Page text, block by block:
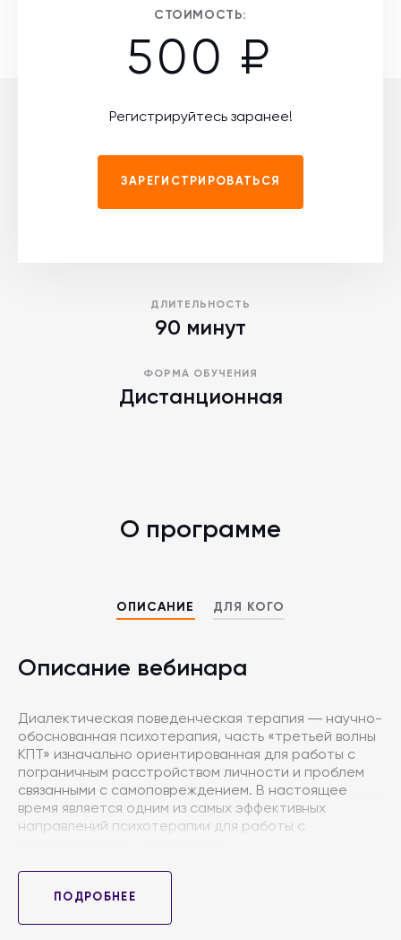
СТОИМОСТЬ:
500 ₽
Регистрируйтесь заранее!
ЗАРЕГИСТРИРОВАТЬСЯ
ДЛИТЕЛЬНОСТЬ
90 минут
ФОРМА ОБУЧЕНИЯ
Дистанционная
О программе
ОПИСАНИЕ ДЛЯ КОГО
Описание вебинара
Диалектическая поведенческая терапия ― научно-
обоснованная психотерапия, часть «третьей волны
КПТ» изначально ориентированная для работы с
пограничным расстройством личности и проблем
связанными с самоповреждением. В настоящее
время является одним из самых эффективных
направлений психотерапии для работы с
осознанности. Ключевой особенностью является
ПОДРОБНЕЕ